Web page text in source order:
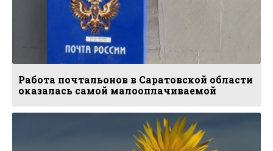
Работа почтальонов в Саратовской области
оказалась самой малооплачиваемой